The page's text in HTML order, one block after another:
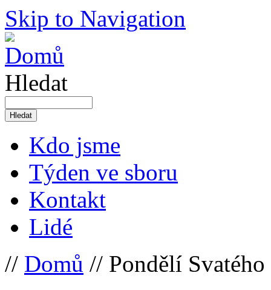
Skip to Navigation
Hledat
Kdo jsme
Týden ve sboru
Kontakt
Lidé
// Domů // Pondělí